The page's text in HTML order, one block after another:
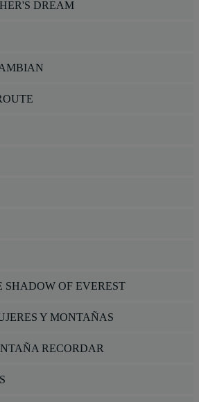
DREAM
SHADOW OF EVEREST
Y MONTAÑAS
RECORDAR